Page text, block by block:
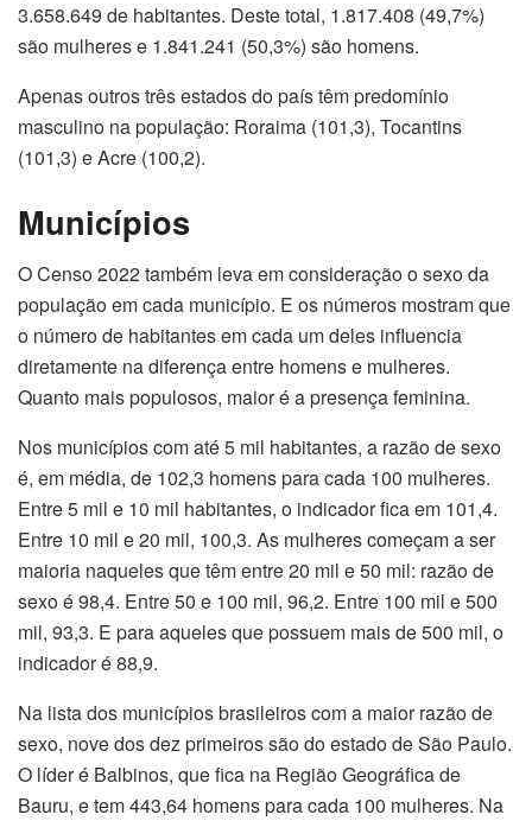
3.658.649 de habitantes. Deste total, 1.817.408 (49,7%)
são mulheres e 1.841.241 (50,3%) são homens.
Apenas outros três estados do país têm predomínio
masculino na população: Roraima (101,3), Tocantins
(101,3) e Acre (100,2).
Municípios
O Censo 2022 também leva em consideração o sexo da
população em cada município. E os números mostram que
o número de habitantes em cada um deles influencia
diretamente na diferença entre homens e mulheres.
Quanto mais populosos, maior é a presença feminina.
Nos municípios com até 5 mil habitantes, a razão de sexo
é, em média, de 102,3 homens para cada 100 mulheres.
Entre 5 mil e 10 mil habitantes, o indicador fica em 101,4.
Entre 10 mil e 20 mil, 100,3. As mulheres começam a ser
maioria naqueles que têm entre 20 mil e 50 mil: razão de
sexo é 98,4. Entre 50 e 100 mil, 96,2. Entre 100 mil e 500
mil, 93,3. E para aqueles que possuem mais de 500 mil, o
indicador é 88,9.
Na lista dos municípios brasileiros com a maior razão de
sexo, nove dos dez primeiros são do estado de São Paulo.
O líder é Balbinos, que fica na Região Geográfica de
Bauru, e tem 443,64 homens para cada 100 mulheres. Na